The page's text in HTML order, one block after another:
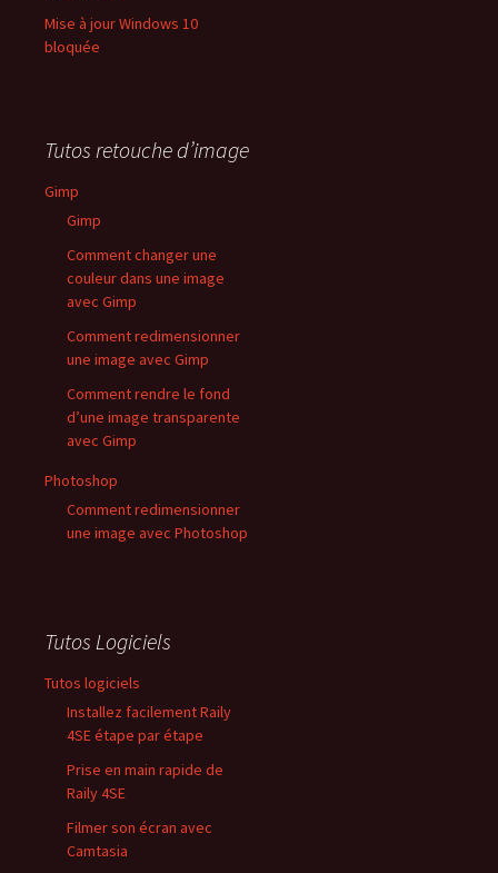
Mise à jour Windows 10
bloquée
Tutos retouche d’image
Gimp
Gimp
Comment changer une
couleur dans une image
avec Gimp
Comment redimensionner
une image avec Gimp
Comment rendre le fond
d’une image transparente
avec Gimp
Photoshop
Comment redimensionner
une image avec Photoshop
Tutos Logiciels
Tutos logiciels
Installez facilement Raily
4SE étape par étape
Prise en main rapide de
Raily 4SE
Filmer son écran avec
Camtasia